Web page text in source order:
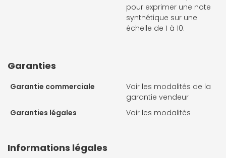
pour exprimer une note
synthétique sur une
échelle de 1 à 10.
Garanties
Garantie commerciale
Voir les modalités de la
garantie vendeur
Garanties légales
Voir les modalités
Informations légales